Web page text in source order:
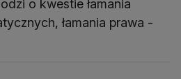
o kwestie łamania
łamania prawa -